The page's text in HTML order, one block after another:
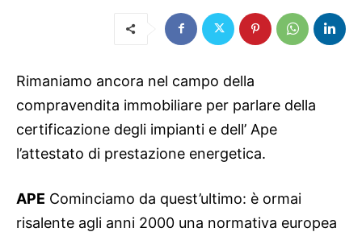
Rimaniamo ancora nel campo della
compravendita immobiliare per parlare della
certificazione degli impianti e dell’ Ape
l’attestato di prestazione energetica.
APE Cominciamo da quest’ultimo: è ormai
risalente agli anni 2000 una normativa europea